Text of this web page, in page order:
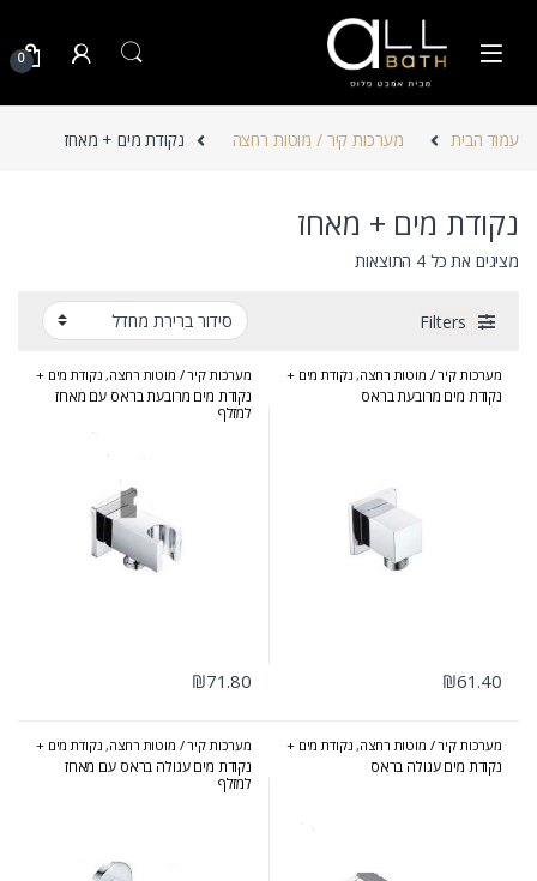
0
עמוד הבית מערכות קיר / מוטות רחצה נקודת מים + מאחז
נקודת מים + מאחז
מציגים את כל ⁦4⁩ התוצאות
Filters
מערכות קיר / מוטות רחצה, נקודת מים +
מאחז
נקודת מים מרובעת בראס
₪61.40
מערכות קיר / מוטות רחצה, נקודת מים +
מאחז
נקודת מים מרובעת בראס עם מאחז
למזלף
₪71.80
מערכות קיר / מוטות רחצה, נקודת מים +
נקודת מים עגולה בראס
מערכות קיר / מוטות רחצה, נקודת מים +
נקודת מים עגולה בראס עם מאחז
למזלף